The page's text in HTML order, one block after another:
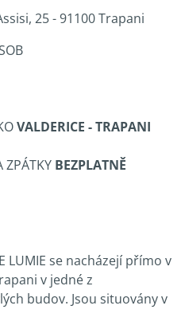
25 - 91100 Trapani
VALDERICE - TRAPANI
ZPÁTKY BEZPLATNĚ
LUMIE se nacházejí přímo v
v jedné z
budov. Jsou situovány v